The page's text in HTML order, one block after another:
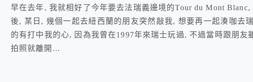
早在去年, 我就相好了今年要去法瑞義邊境的Tour du Mont
後, 某日, 幾個一起去紐西蘭的朋友突然敲我, 想要再一起湊咖去
的有打中我的心, 因為我曾在1997年來瑞士玩過, 不過當時跟朋
拍照就離開...